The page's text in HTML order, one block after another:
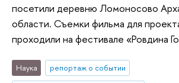
посетили деревню Ломоносово
области. Съемки фильма для
проходили на фестивале «Ровдина
Наука
репортаж о событии